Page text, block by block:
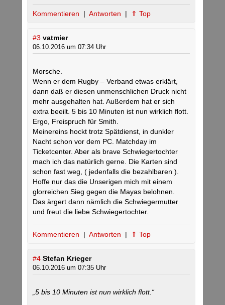
Kommentieren | Antworten | ⇑ Top
#3 vatmier
06.10.2016 um 07:34 Uhr
Morsche.
Wenn er dem Rugby – Verband etwas erklärt,
dann daß er diesen unmenschlichen Druck nicht
mehr ausgehalten hat. Außerdem hat er sich
extra beeilt. 5 bis 10 Minuten ist nun wirklich flott.
Ergo, Freispruch für Smith.
Meinereins hockt trotz Spätdienst, in dunkler
Nacht schon vor dem PC. Matchday im
Ticketcenter. Aber als brave Schwiegertochter
mach ich das natürlich gerne. Die Karten sind
schon fast weg, ( jedenfalls die bezahlbaren ).
Hoffe nur das die Unserigen mich mit einem
glorreichen Sieg gegen die Mayas belohnen.
Das ärgert dann nämlich die Schwiegermutter
und freut die liebe Schwiegertochter.
Kommentieren | Antworten | ⇑ Top
#4 Stefan Krieger
06.10.2016 um 07:35 Uhr
„5 bis 10 Minuten ist nun wirklich flott.“